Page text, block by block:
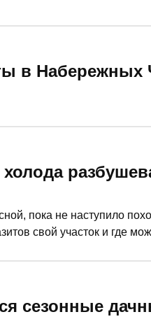
в Набережных
пока не наступило
свой участок и где
сезонные